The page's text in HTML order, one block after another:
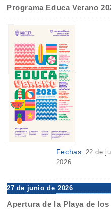
Programa Educa Verano
Fechas: 22 de
2026
27 de junio de 2026
Apertura de la Playa de los